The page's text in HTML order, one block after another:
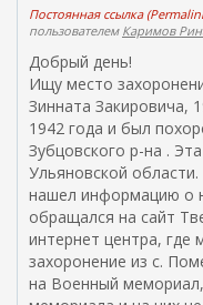
Постоянная ссылка
пользователем Каримов
Добрый день!
Ищу место
Зинната Закировича,
1942 года и был
Зубцовского р-на .
Ульяновской
нашел информацию о
обращался на сайт
интернет центра, где
захоронение из с.
на Военный